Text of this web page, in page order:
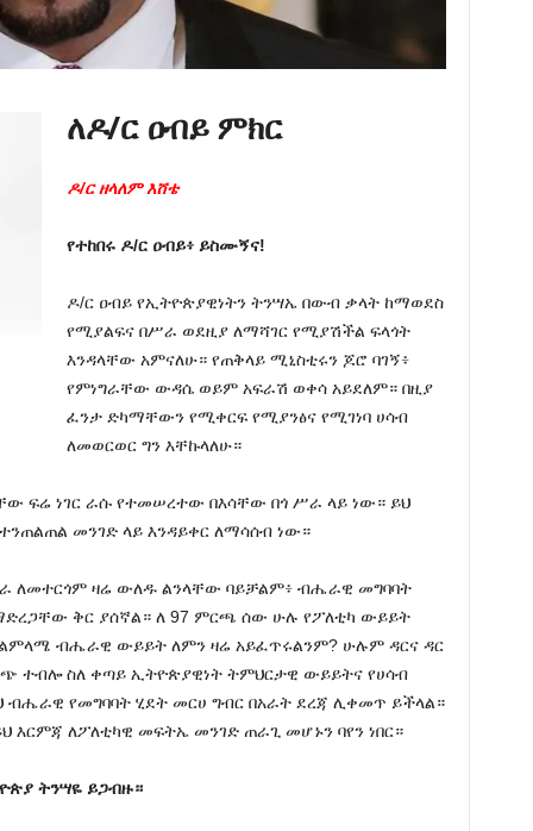
ለዶ/ር ዐብይ ምክር
ዶ/ር ዘላለም እሸቴ
የተከበሩ ዶ/ር ዐብይ፥ ይስሙኝና!
ዶ/ር ዐብይ የኢትዮጵያዊነትን ትንሣኤ በውብ ቃላት ከማወደስ
የሚያልፍና በሥራ ወደዚያ ለማሻገር የሚያሽችል ፍላጎት
እንዳላቸው አምናለሁ። የጠቅላይ ሚኒስቲሩን ጆሮ ባገኝ፥
የምነግራቸው ውዳሴ ወይም አፍራሽ ወቀሳ አይደለም። በዚያ
ፈንታ ድካማቸውን የሚቀርፍ የሚያንፅና የሚገነባ ሀሳብ
ለመወርወር ግን እቸኩላለሁ።
ፍሬ ነገር ራሱ የተመሠረተው በእሳቸው በጎ ሥራ ላይ ነው። ይህ
መንገድ ላይ እንዳይቀር ለማሳሰብ ነው።
ለመተርጎም ዛሬ ውለዱ ልንላቸው ባይቻልም፥ ብሔራዊ መግባባት
ቅር ያሰኛል። ለ 97 ምርጫ ሰው ሁሉ የፖለቲካ ውይይት
ልምላሜ ብሔራዊ ውይይት ለምን ዛሬ አይፈጥሩልንም? ሁሉም ዳርና ዳር
ተብሎ ስለ ቀጣይ ኢትዮጵያዊነት ትምህርታዊ ውይይትና የሀሳብ
የመግባባት ሂደት መርሀ ግብር በአራት ደረጃ ሊቀመጥ ይችላል።
እርምጃ ለፖለቲካዊ መፍትኤ መንገድ ጠራጊ መሆኑን ባየን ነበር።
ትንሣዬ ይጋብዙ።